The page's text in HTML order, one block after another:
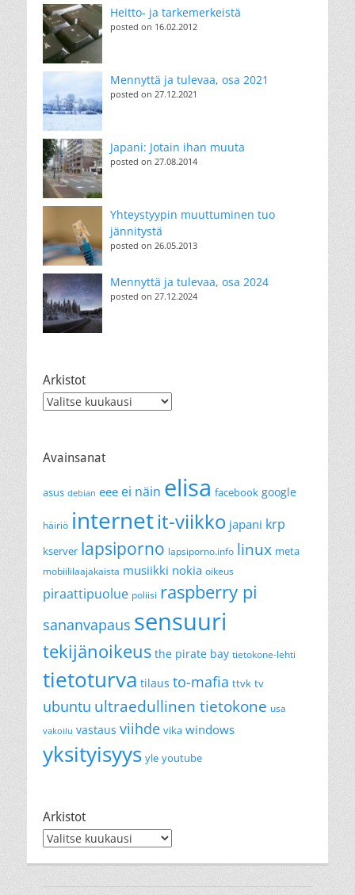
Heitto- ja tarkemerkeistä
posted on 16.02.2012
Mennyttä ja tulevaa, osa 2021
posted on 27.12.2021
Japani: Jotain ihan muuta
posted on 27.08.2014
Yhteystyypin muuttuminen tuo
jännitystä
posted on 26.05.2013
Mennyttä ja tulevaa, osa 2024
posted on 27.12.2024
Arkistot
Arkistot
Avainsanat
asus debian eee ei näin elisa facebook google
häiriö internetit-viikko japani krp
kserver lapsiporno lapsiporno.info linux meta
mobiililaajakaista musiikki nokia oikeus
piraattipuolue poliisi raspberry pi
sananvapaus sensuuri
tekijänoikeus the pirate bay tietokone-lehti
tietoturva tilaus to-mafia ttvk tv
ubuntu ultraedullinen tietokone usa
vakoilu vastaus viihde vika windows
yksityisyys yle youtube
Arkistot
Arkistot